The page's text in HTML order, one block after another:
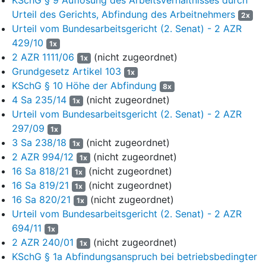
Wenn sie Kleider oder Röcke getragen hätte, sei sie von ihm
bedrängend angestarrt worden und hätte versucht, einen
Sichtschutz zu errichten. Auch hätte er sie immer wieder auf
ihre Kleidung angesprochen.
Die Mitarbeiterin C. schließlich trug ähnlich vor, seit März 2017
wäre der Kläger immer wieder in ihr Büro gekommen, um ihr
etwas am PC zu zeigen. Dabei hätte er sich so nah neben sie
gestellt, dass sie versucht hätte, auszuweichen. Auch hätte er
sie zu Besprechungen in sein Büro gebeten und sie
aufgefordert, auf einem Stuhl neben sich Platz zu nehmen.
Hierbei hätte er sie häufig am Arm, der Schulter oder am
Oberschenkel berührt. Im Mai oder Juni 2017 hätte er nach
einer Kaffeepause plötzlich seinen Arm um ihre Schulter
gelegt und gefragt, wann sie sich privat träfen. Nachdem sie
dieses Ansinnen abgelehnt hätte, sei sie vom Kläger zunächst
ignoriert und später angegangen worden, sie sei verlogen und
hätte ihm falsche Versprechungen gemacht. Diese
Verhaltensweisen hätten alle drei Mitarbeiterinnen als
unangenehm und belästigend empfunden.
Urteil des Gerichts, Abfindung des Arbeitnehmers
2x
Urteil vom Bundesarbeitsgericht (2. Senat) - 2 AZR
429/10
1x
2 AZR 1111/06 1x (nicht zugeordnet)
Grundgesetz Artikel 103
1x
KSchG § 10 Höhe der Abfindung 8x
4 Sa 235/14 1x (nicht zugeordnet)
Urteil vom Bundesarbeitsgericht (2. Senat) - 2 AZR
297/09
1x
3 Sa 238/18 1x (nicht zugeordnet)
2 AZR 994/12
1x (nicht zugeordnet)
16 Sa 818/21
1x (nicht zugeordnet)
16 Sa 819/21
1x (nicht zugeordnet)
16 Sa 820/21
1x (nicht zugeordnet)
Urteil vom Bundesarbeitsgericht (2. Senat) - 2 AZR
694/11
1x
2 AZR 240/01 1x (nicht zugeordnet)
KSchG § 1a Abfindungsanspruch bei betriebsbedingter